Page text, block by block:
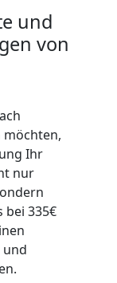
und
von
möchten,
Ihr
nur
bei 335€
und